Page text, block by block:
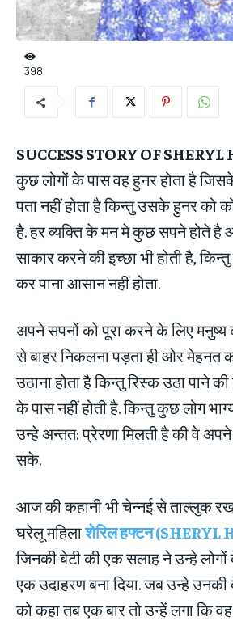
398
SUCCESS STORY OF SHERYL
कुछ लोगों के पास वह हुनर होता है
पता नहीं होता है किन्तु उसके हुनर को
है. हर व्यक्ति के मन मे कुछ सपने होते है
साकार करने की इच्छा भी होती है,
कर पाना आसान नहीं होता.
अपने सपनों को पूरा करने के लिए
से बाहर निकलना पड़ता ही ओर मेहनत
उठाना होता है किन्तु रिस्क उठा पाने
के पास नहीं होती है. किन्तु कुछ लोग
उन्हे अन्तत: प्रेरणा मिलती है की वे
सके.
आज की कहानी भी चेन्नई से ताल्लुक
घरेलू महिलाशेरिल हफ्टन (SHERYL
जिनकी बेटी की एक सलाह ने उन्हे लोगों
एक उदाहरण बना दिया. जब उन्हे उनकी
को कहा तब एक बार तो उन्हें लगा कि